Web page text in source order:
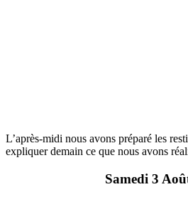
L’après-midi nous avons préparé les
expliquer demain ce que nous avons
Samedi 3